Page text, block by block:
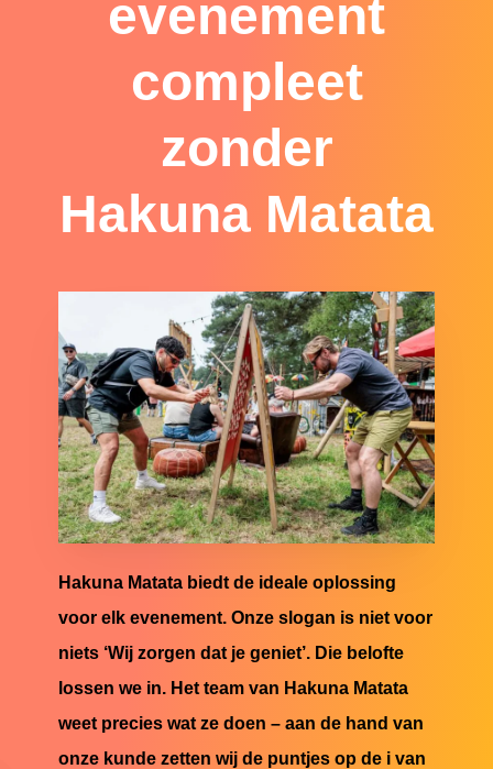
evenement
compleet
zonder
Hakuna Matata
Hakuna Matata biedt de ideale oplossing
voor elk evenement. Onze slogan is niet voor
niets ‘Wij zorgen dat je geniet’. Die belofte
lossen we in. Het team van Hakuna Matata
weet precies wat ze doen – aan de hand van
onze kunde zetten wij de puntjes op de i van